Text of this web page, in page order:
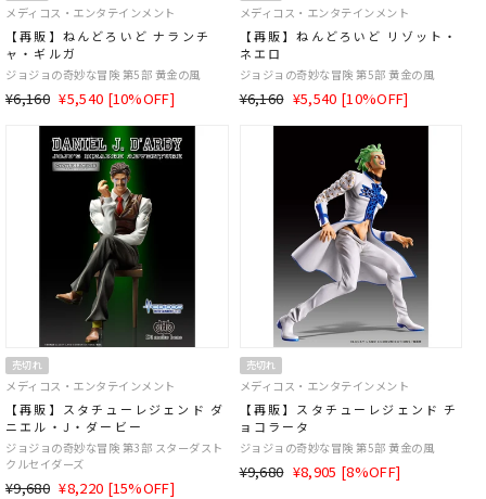
メディコス・エンタテインメント
【再販】ねんどろいど ナランチ
ャ・ギルガ
ジョジョの奇妙な冒険 第5部 黄金の風
通
¥6,160 SALE
格
¥5,540 [10%OFF]
メディコス・エンタテインメント
【再販】ねんどろいど リゾット・
ネエロ
ジョジョの奇妙な冒険 第5部 黄金の風
通
¥6,160 SALE
¥5,540 [10%OFF]
売切れ
メディコス・エンタテインメント
【再販】スタチューレジェンド ダ
ニエル・J・ダービー
ジョジョの奇妙な冒険 第3部 スターダスト
クルセイダーズ
通
¥9,680 SALE
¥8,220 [15%OFF]
売切れ
メディコス・エンタテインメント
【再販】スタチューレジェンド チ
ョコラータ
ジョジョの奇妙な冒険 第5部 黄金の風
通
¥9,680 SALE
¥8,905 [8%OFF]